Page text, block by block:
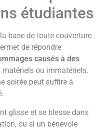
étudiantes
base de toute couverture
de répondre
causés à des
matériels ou immatériels.
soirée peut suffire à
glisse et se blesse dans
ou si un bénévole